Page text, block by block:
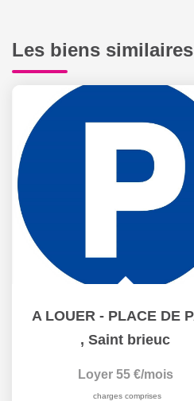
Les biens similaires
, Saint brieuc
Loyer 55 €/mois
charges comprises